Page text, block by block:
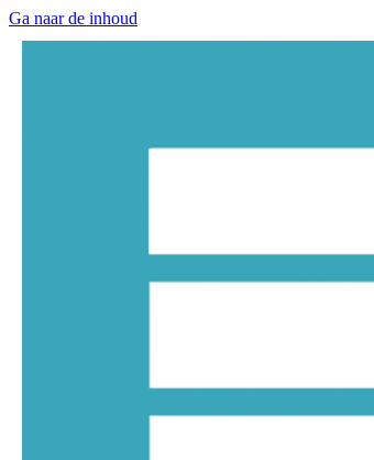
Ga naar de inhoud